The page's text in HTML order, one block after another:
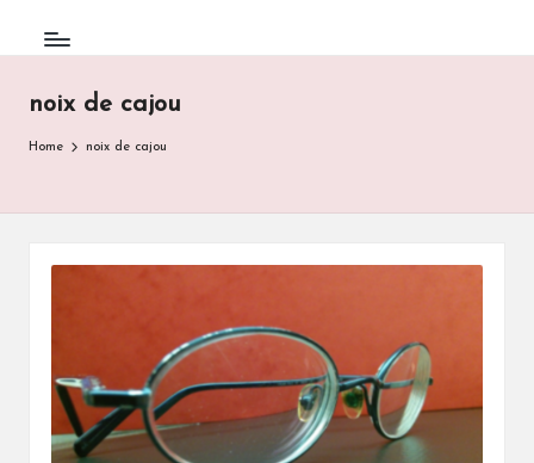
noix de cajou
Home noix de cajou